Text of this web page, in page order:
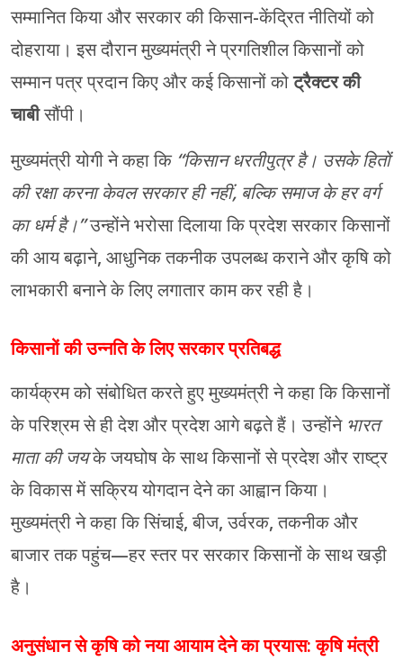
सम्मानित किया और सरकार की किसान-केंद्रित नीतियों को
दोहराया। इस दौरान मुख्यमंत्री ने प्रगतिशील किसानों को
सम्मान पत्र प्रदान किए और कई किसानों कोट्रैक्टर की
चाबीसौंपी।
मुख्यमंत्री योगी ने कहा कि “किसान धरतीपुत्र है। उसके हितों
की रक्षा करना केवल सरकार ही नहीं, बल्कि समाज के हर वर्ग
का धर्म है।”उन्होंने भरोसा दिलाया कि प्रदेश सरकार किसानों
की आय बढ़ाने, आधुनिक तकनीक उपलब्ध कराने और कृषि को
लाभकारी बनाने के लिए लगातार काम कर रही है।
किसानों की उन्नति के लिए सरकार प्रतिबद्ध
कार्यक्रम को संबोधित करते हुए मुख्यमंत्री ने कहा कि किसानों
के परिश्रम से ही देश और प्रदेश आगे बढ़ते हैं। उन्होंने भारत
माता की जयके जयघोष के साथ किसानों से प्रदेश और राष्ट्र
के विकास में सक्रिय योगदान देने का आह्वान किया।
मुख्यमंत्री ने कहा कि सिंचाई, बीज, उर्वरक, तकनीक और
बाजार तक पहुंच—हर स्तर पर सरकार किसानों के साथ खड़ी
है।
अनुसंधान से कृषि को नया आयाम देने का प्रयास: कृषि मंत्री